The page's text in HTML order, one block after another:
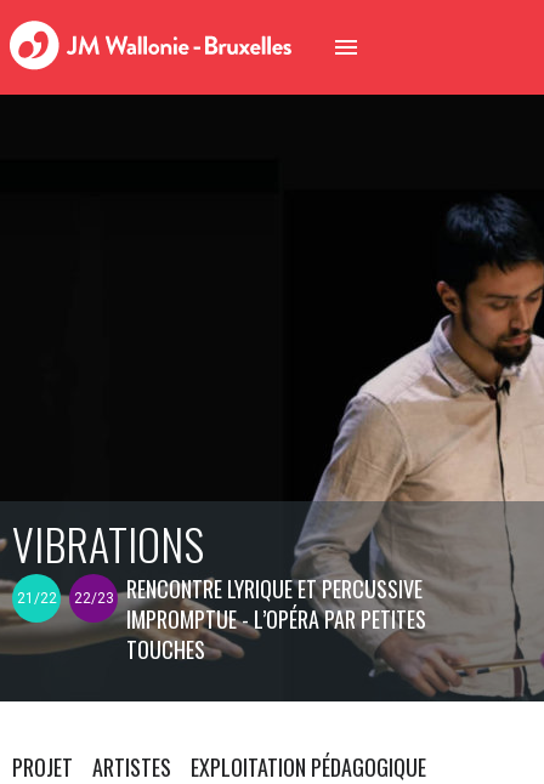
VIBRATIONS
21/22 22/23
RENCONTRE LYRIQUE ET PERCUSSIVE
IMPROMPTUE - L’OPÉRA PAR PETITES
TOUCHES
PROJET ARTISTES EXPLOITATION PÉDAGOGIQUE